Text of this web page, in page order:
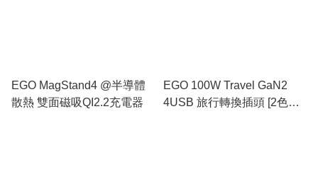
EGO MagStand4 @半導體
散熱 雙面磁吸QI2.2充電器
EGO 100W Travel GaN2
4USB 旅行轉換插頭 [2色選